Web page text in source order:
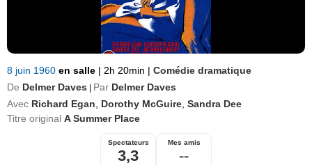
8 juin 1960 en salle | 2h 20min | Comédie dramatique
De Delmer Daves Par Delmer Daves
Avec Richard Egan Dorothy McGuire Sandra Dee
Titre original A Summer Place
Spectateurs
3,3
Mes amis
--